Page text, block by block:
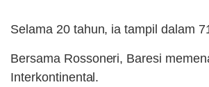
Selama 20 tahun, ia tampil dalam
Bersama Rossoneri, Baresi
Interkontinental.